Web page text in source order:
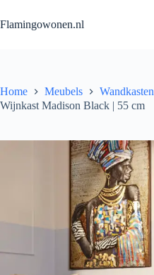
Flamingowonen.nl
Home Meubels
Wandkasten
Wijnkast Madison Black | 55 cm